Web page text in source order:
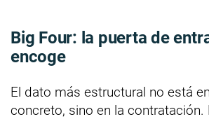
Big Four: la puerta de
encoge
El dato más estructural no está
concreto, sino en la contratación.